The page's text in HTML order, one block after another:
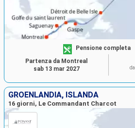
Pensione completa
da
Partenza da Montreal
sab 13 mar 2027
GROENLANDIA, ISLANDA
16 giorni, Le Commandant Charcot